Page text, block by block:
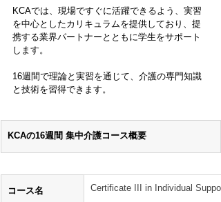
KCAでは、現場ですぐに活躍できるよう、実習
を中心としたカリキュラムを提供しており、提
携する業界パートナーとともに学生をサポート
します。
16週間で理論と実習を通じて、介護の専門知識
と技術を習得できます。
KCAの16週間 集中介護コース概要
コース名 Certificate III in Individual